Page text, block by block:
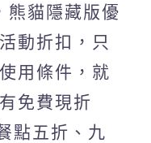
熊貓隱藏版優
動折扣，只
用條件，就
免費現折
點五折、九